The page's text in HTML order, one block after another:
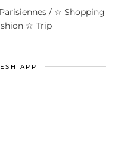
/ ☆ Shopping
☆ Trip
APP